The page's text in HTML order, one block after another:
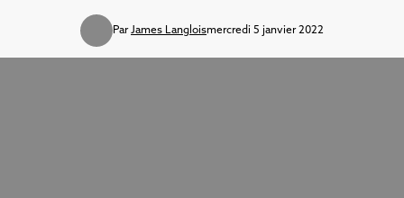
ParJames Langloismercredi 5 janvier 2022